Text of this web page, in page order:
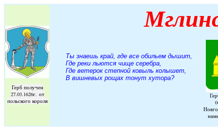
Герб получен
27.03.1626г. от
польского короля
Ты знаешь край, где все обильем дышит,
Где реки льются чище серебра,
Где ветерок степной ковыль колышет,
В вишневых рощах тонут хутора?